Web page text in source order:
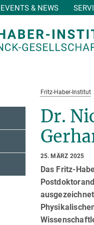
EVENTS & NEWS
Fritz-Haber-Institut
Dr.
25. MÄRZ 2025
Das Fritz-